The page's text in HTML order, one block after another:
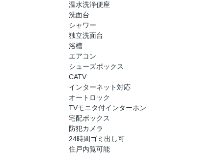
温水洗浄便座
洗面台
シャワー
独立洗面台
浴槽
エアコン
シューズボックス
CATV
インターネット対応
オートロック
TVモニタ付インターホン
宅配ボックス
防犯カメラ
24時間ゴミ出し可
住戸内覧可能